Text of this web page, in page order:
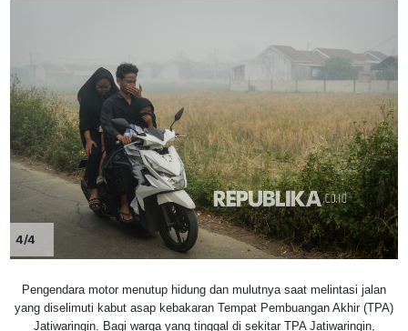
4/4
Pengendara motor menutup hidung dan mulutnya saat melintasi jalan
yang diselimuti kabut asap kebakaran Tempat Pembuangan Akhir (TPA)
Jatiwaringin. Bagi warga yang tinggal di sekitar TPA Jatiwaringin,